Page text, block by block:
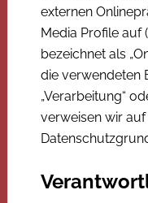
externen
Media Profile auf
bezeichnet als
die verwendeten
„Verarbeitung“
verweisen wir